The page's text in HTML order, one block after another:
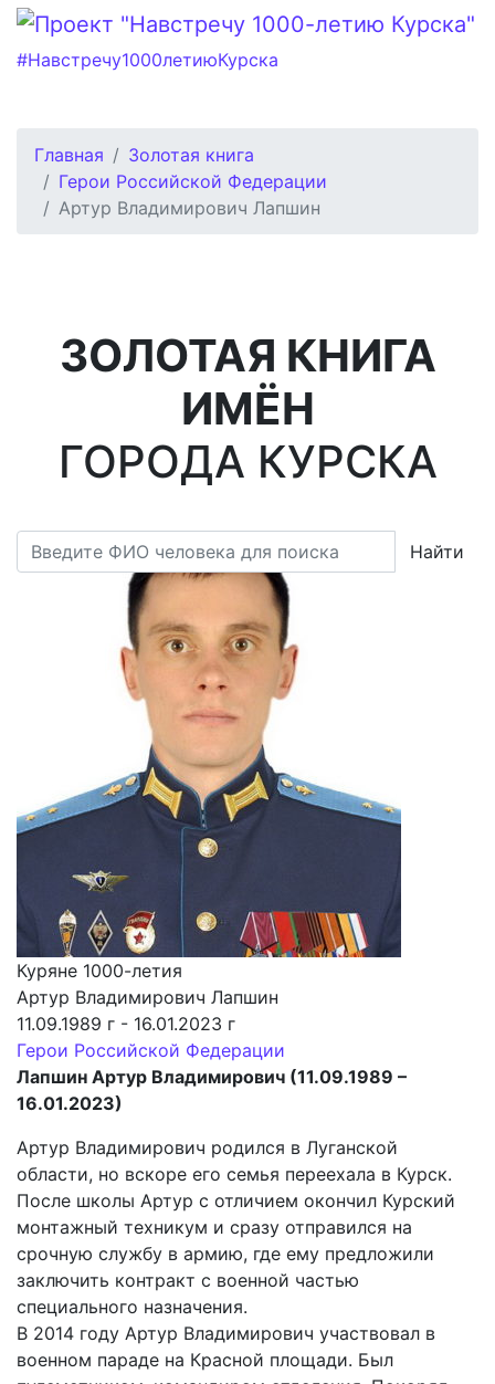
#Навстречу1000летиюКурска
Главная
Золотая книга
Герои Российской Федерации
Артур Владимирович Лапшин
ЗОЛОТАЯ КНИГА
ИМЁН
ГОРОДА КУРСКА
Найти
Куряне 1000-летия
Артур Владимирович Лапшин
11.09.1989 г - 16.01.2023 г
Герои Российской Федерации
Лапшин Артур Владимирович (11.09.1989 –
16.01.2023)
Артур Владимирович родился в Луганской
области, но вскоре его семья переехала в Курск.
После школы Артур с отличием окончил Курский
монтажный техникум и сразу отправился на
срочную службу в армию, где ему предложили
заключить контракт с военной частью
специального назначения.
В 2014 году Артур Владимирович участвовал в
военном параде на Красной площади. Был